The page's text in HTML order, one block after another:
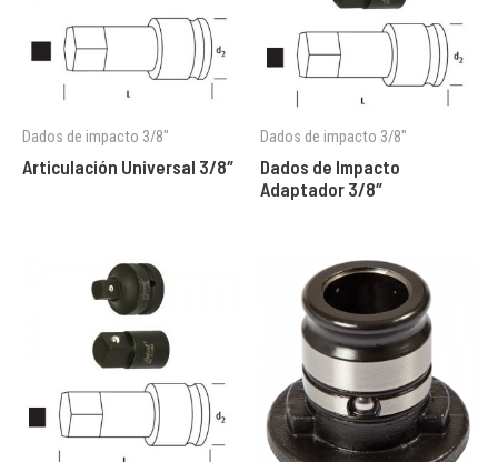
Dados de impacto 3/8"
Articulación Universal 3/8″
Dados de impacto 3/8"
Dados de Impacto
Adaptador 3/8″